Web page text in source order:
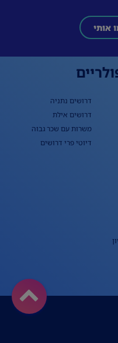
אותי
דרושים נתניה
דרושים אילת
משרות עם שכר גבוה
דיוטי פרי דרושים